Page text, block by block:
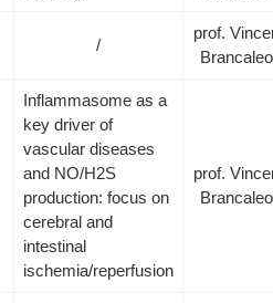
/
prof.
Inflammasome as a
key driver of
vascular diseases
and NO/H2S
production: focus on
cerebral and
intestinal
ischemia/reperfusion
prof.